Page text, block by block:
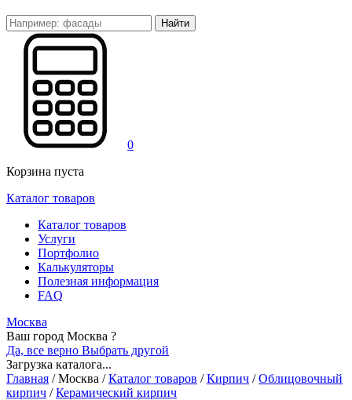
Найти
0
Корзина пуста
Каталог товаров
Каталог товаров
Услуги
Портфолио
Калькуляторы
Полезная информация
FAQ
Москва
Ваш город Москва ?
Да, все верно Выбрать другой
Загрузка каталога...
Главная /Москва / Каталог товаров / Кирпич / Облицовочный
кирпич / Керамический кирпич